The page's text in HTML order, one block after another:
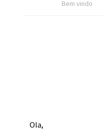
Bem vindo
Ola,